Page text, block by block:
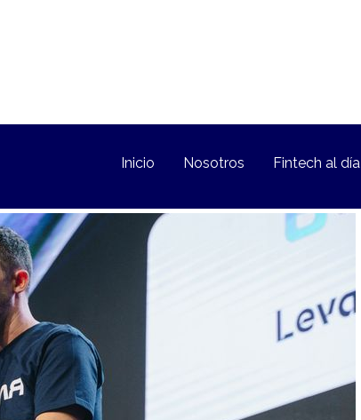
Inicio Nosotros Fintech al día